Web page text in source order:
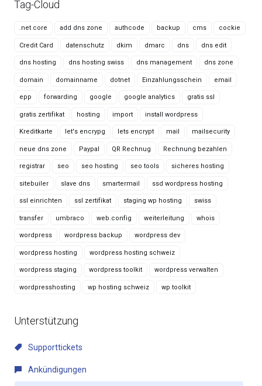
Tag-Cloud
.net core add dns zone authcode backup cms cockie
Credit Card datenschutz dkim dmarc dns dns edit
dns hosting dns hosting swiss dns management dns zone
domain domainname dotnet Einzahlungsschein email
epp forwarding google google analytics gratis ssl
gratis zertifikat hosting import install wordpress
Kreditkarte let's encrypg lets encrypt mail mailsecurity
neue dns zone Paypal QR Rechnug Rechnung bezahlen
registrar seo seo hosting seo tools sicheres hosting
sitebuiler slave dns smartermail ssd wordpress hosting
ssl einrichten ssl zertifikat staging wp hosting swiss
transfer umbraco web.config weiterleitung whois
wordpress wordpress backup wordpress dev
wordpress hosting wordpress hosting schweiz
wordpress staging wordpress toolkit wordpress verwalten
wordpresshosting wp hosting schweiz wp toolkit
Unterstützung
Supporttickets
Ankündigungen